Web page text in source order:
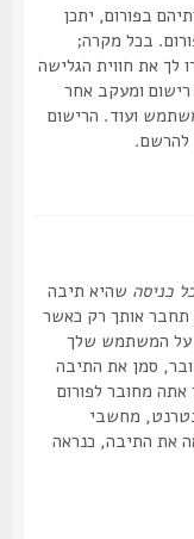
יתכן
בכל מקרה;
חווית הגלישה
ומעקב אחר
ועוד. הרישום
שהיא תיבה
אותך רק כאשר
שלך
את התיבה
לפורום
מחשבי
התיבה, כנראה